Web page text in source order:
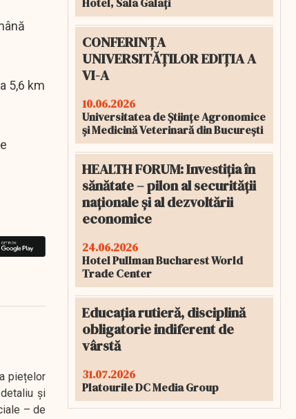
5,6 km
piețelor
și
– de
CONFERINȚA
UNIVERSITĂȚILOR EDIȚIA A
VI-A
10.06.2026
Universitatea de Științe Agronomice
și Medicină Veterinară din București
HEALTH FORUM: Investiția în
sănătate – pilon al securității
naționale și al dezvoltării
economice
24.06.2026
Hotel Pullman Bucharest World
Trade Center
Educația rutieră, disciplină
obligatorie indiferent de
vârstă
31.07.2026
Platourile DC Media Group